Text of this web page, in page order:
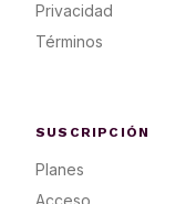
Privacidad
Términos
SUSCRIPCIÓN
Planes
Acceso